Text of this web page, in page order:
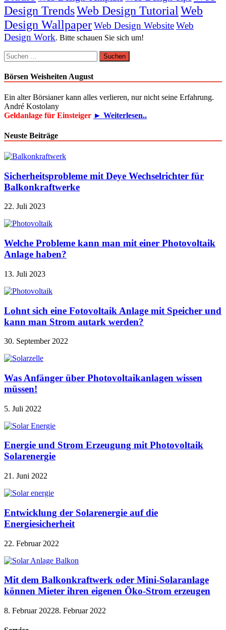
Design TrendsWeb Design Tutorial Web
Design WallpaperWeb Design WebsiteWeb
Design Work. Bitte schauen Sie sich um!
Suchen
nach:
Börsen Weisheiten August
Ein alter Börsianer kann alles verlieren, nur nicht seine Erfahrung.
André Kostolany
Geldanlage für Einsteiger ► Weiterlesen..
Neuste Beiträge
Sicherheitsprobleme mit Deye Wechselrichter für
Balkonkraftwerke
22. Juli 2023
Welche Probleme kann man mit einer Photovoltaik
Anlage haben?
13. Juli 2023
Lohnt sich eine Fotovoltaik Anlage mit Speicher und
kann man Strom autark werden?
30. September 2022
Was Anfänger über Photovoltaikanlagen wissen
müssen!
5. Juli 2022
Energie und Strom Erzeugung mit Photovoltaik
Solarenergie
21. Juni 2022
Entwicklung der Solarenergie auf die
Energiesicherheit
22. Februar 2022
Mit dem Balkonkraftwerk oder Mini-Solaranlage
können Mieter ihren eigenen Öko-Strom erzeugen
8. Februar 20228. Februar 2022